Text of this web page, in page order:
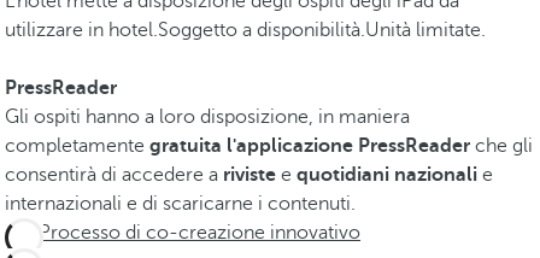
utilizzare in hotel.Soggetto a disponibilità.Unità limitate.
PressReader
Gli ospiti hanno a loro disposizione, in maniera
completamente gratuita l'applicazione PressReader che gli
consentirà di accedere a riviste e quotidiani nazionali e
internazionali e di scaricarne i contenuti.
Processo di co-creazione innovativo